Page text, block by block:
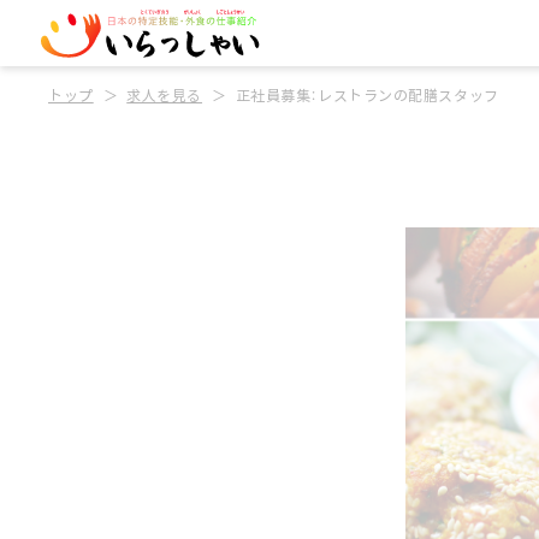
トップ 求人を見る 正社員募集：レストランの配膳スタッフ